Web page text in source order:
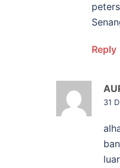
Reply
31